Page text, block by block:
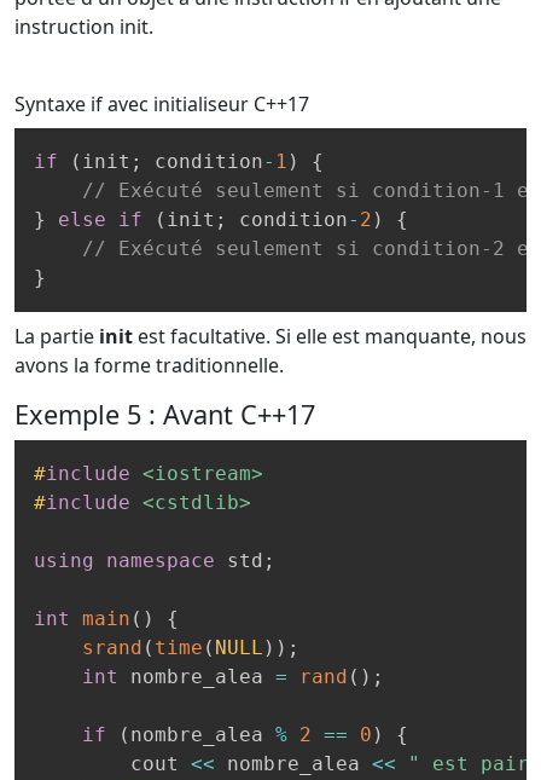
instruction init.
Syntaxe if avec initialiseur C++17
if ( init ; condition- 1 )
{
// Exécuté seulement si condition-1
}
else if ( init ; condition- 2 )
{
// Exécuté seulement si condition-2
}
La partie init est facultative. Si elle est manquante, nous
avons la forme traditionnelle.
Exemple 5 : Avant C++17
#include <iostream>
#include <cstdlib>
using namespace std ;
int main ( )
{
srand ( time ( NULL ) ) ;
int
nombre_alea = rand ( ) ;
if ( nombre_alea % 2 == 0 )
{
        cout
<< nombre_alea <<
" est